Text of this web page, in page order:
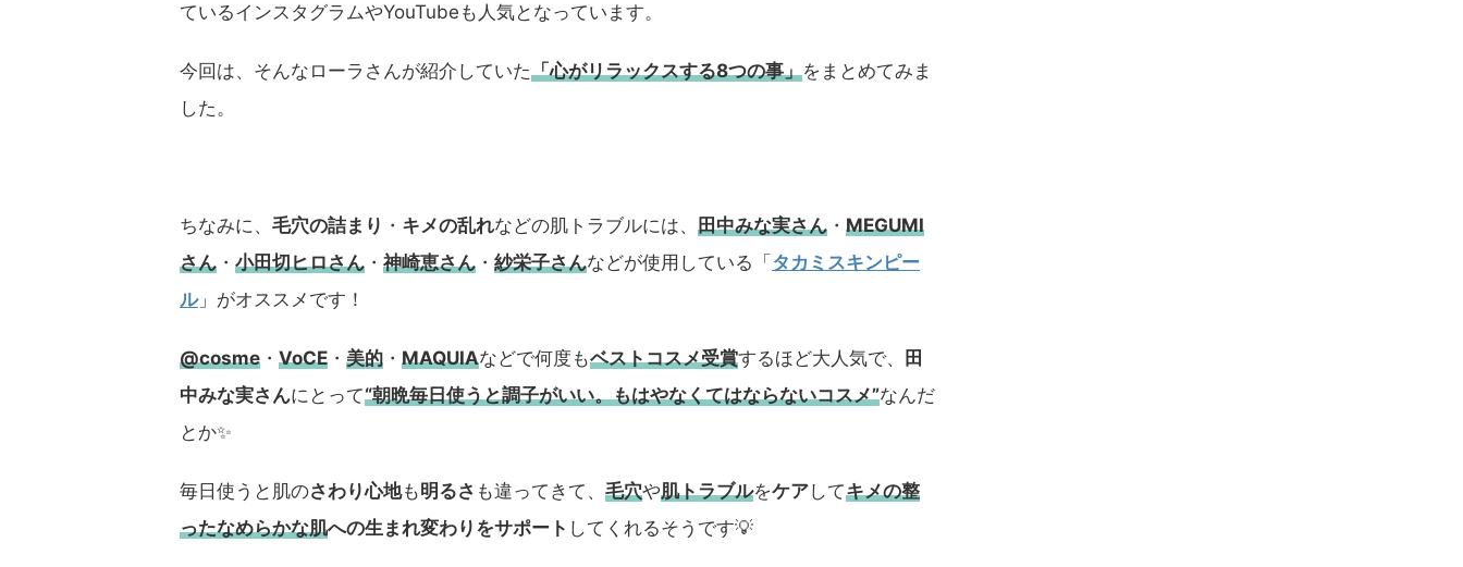
ているインスタグラムやYouTubeも人気となっています。
今回は、そんなローラさんが紹介していた「心がリラックスする8つの事」をまとめてみま
した。
ちなみに、 毛穴の詰まり ・ キメの乱れなどの肌トラブルには、 田中みな実さん ・ MEGUMI
さん ・ 小田切ヒロさん ・ 神崎恵さん ・ 紗栄子さんなどが使用している「 タカミスキンピー
ル」がオススメです！
@cosme ・ VoCE ・ 美的 ・ MAQUIAなどで何度もベストコスメ受賞するほど大人気で、
田
中みな実さんにとって“朝晩毎日使うと調子がいい。もはやなくてはならないコスメ”なんだ
とか✨
毎日使うと肌のさわり心地も明るさ も違ってきて、 毛穴や肌トラブルをケアしてキメの整
ったなめらかな肌への生まれ変わりをサポート してくれるそうです💡